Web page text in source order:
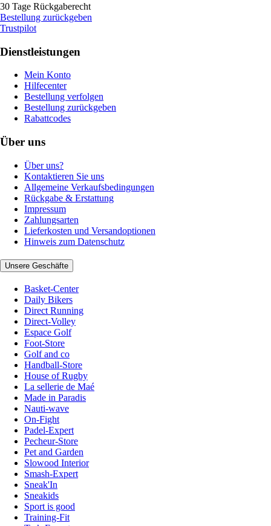
30 Tage Rückgaberecht
Bestellung zurückgeben
Trustpilot
Dienstleistungen
Mein Konto
Hilfecenter
Bestellung verfolgen
Bestellung zurückgeben
Rabattcodes
Über uns
Über uns?
Kontaktieren Sie uns
Allgemeine Verkaufsbedingungen
Rückgabe & Erstattung
Impressum
Zahlungsarten
Lieferkosten und Versandoptionen
Hinweis zum Datenschutz
Unsere Geschäfte
Basket-Center
Daily Bikers
Direct Running
Direct-Volley
Espace Golf
Foot-Store
Golf and co
Handball-Store
House of Rugby
La sellerie de Maé
Made in Paradis
Nauti-wave
On-Fight
Padel-Expert
Pecheur-Store
Pet and Garden
Slowood Interior
Smash-Expert
Sneak'In
Sneakids
Sport is good
Training-Fit